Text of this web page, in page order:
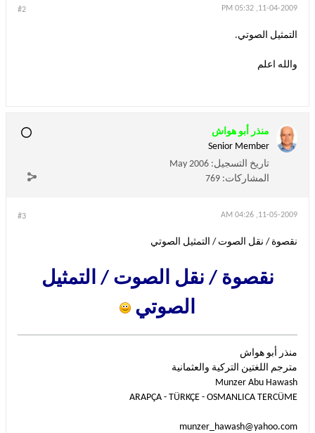
#2 11-04-2009, 05:32 PM
التمثيل الصوتي.
والله اعلم
منذر أبو هواش
Senior Member
تاريخ التسجيل: May 2006
المشاركات: 769
#3 11-05-2009, 04:26 AM
نقصوة / نقل الصوت / التمثيل الصوتي
نقصوة / نقل الصوت / التمثيل
الصوتي
منذر أبو هواش
مترجم اللغتين التركية والعثمانية
Munzer Abu Hawash
ARAPÇA - TÜRKÇE - OSMANLICA TERCÜME
munzer_hawash@yahoo.com